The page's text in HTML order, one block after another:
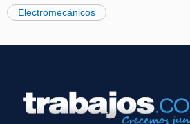
Electromecánicos